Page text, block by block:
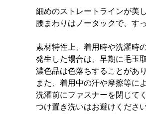
細めのストレートラインが美
腰まわりはノータックで、す
素材特性上、着用時や洗濯時
発生した場合は、早期に毛玉
濃色品は色落ちすることがあ
また、着用中の汗や摩擦等に
洗濯前にファスナーを閉じて
つけ置き洗いはお避けください